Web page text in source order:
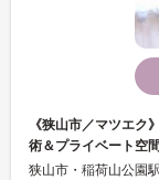
《狭山市／マツエ
術＆プライベート空